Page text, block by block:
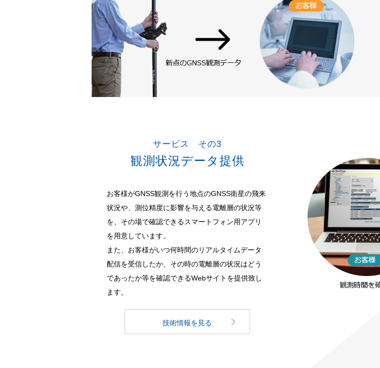
サービス その3
観測状況データ提供
お客様がGNSS観測を行う地点のGNSS衛星の飛来
状況や、測位精度に影響を与える電離層の状況等
を、その場で確認できるスマートフォン用アプリ
を用意しています。
また、お客様がいつ何時間のリアルタイムデータ
配信を受信したか、その時の電離層の状況はどう
であったか等を確認できるWebサイトを提供致し
ます。
技術情報を見る